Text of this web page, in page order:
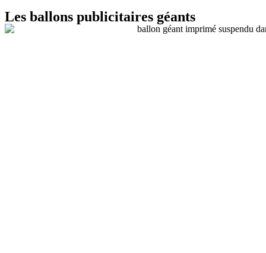
Les ballons publicitaires géants